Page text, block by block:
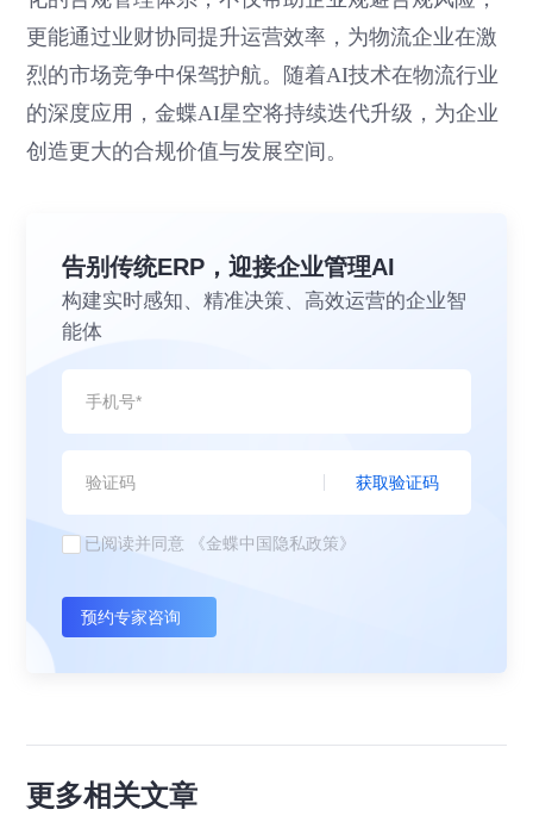
更能通过业财协同提升运营效率，为物流企业在激
烈的市场竞争中保驾护航。随着AI技术在物流行业
的深度应用，金蝶AI星空将持续迭代升级，为企业
创造更大的合规价值与发展空间。
告别传统ERP，迎接企业管理AI
构建实时感知、精准决策、高效运营的企业智
能体
获取验证码
已阅读并同意 《金蝶中国隐私政策》
预约专家咨询
更多相关文章